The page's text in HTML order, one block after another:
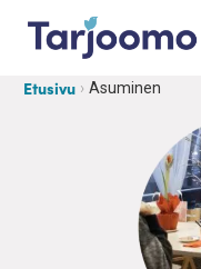
Siirry sisältöön
Tarjoomo etusivu
Etusivu Asuminen